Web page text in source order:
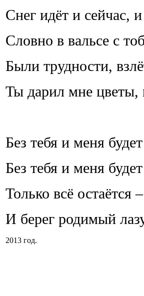
Снег идёт и сейчас,
Словно в вальсе с
Были трудности,
Ты дарил мне цветы,
Без тебя и меня
Без тебя и меня
Только всё остаётся
И берег родимый
2013 год.